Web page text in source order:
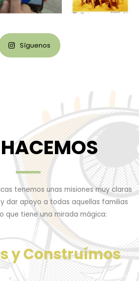
Síguenos
tenemos unas misiones muy claras
dar apoyo a todas aquellas familias
que tiene una mirada mágica:
y Construímos